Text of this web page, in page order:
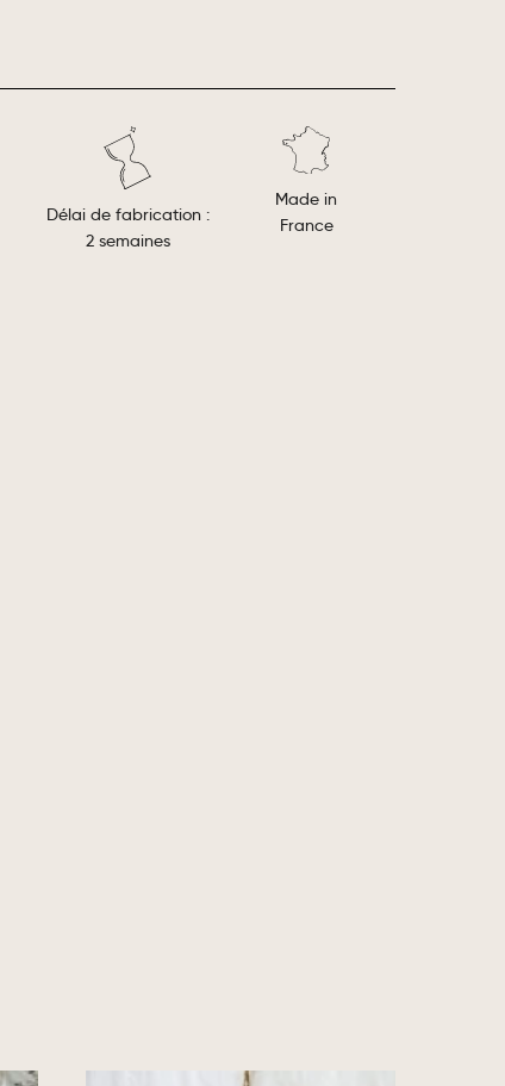
Délai de fabrication :
2 semaines
Made in
France